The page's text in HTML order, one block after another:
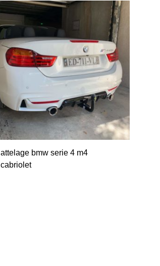
attelage bmw serie 4 m4
cabriolet